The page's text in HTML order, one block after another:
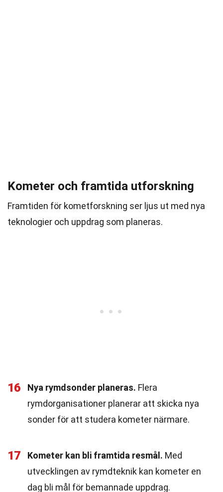
Kometer och framtida utforskning
Framtiden för kometforskning ser ljus ut med nya
teknologier och uppdrag som planeras.
16 Nya rymdsonder planeras. Flera
rymdorganisationer planerar att skicka nya
sonder för att studera kometer närmare.
17 Kometer kan bli framtida resmål. Med
utvecklingen av rymdteknik kan kometer en
dag bli mål för bemannade uppdrag.